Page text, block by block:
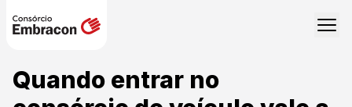
Quando entrar no